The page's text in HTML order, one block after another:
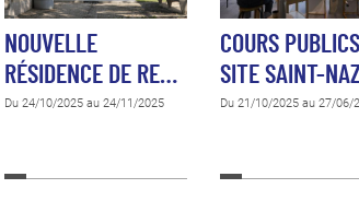
NOUVELLE
RÉSIDENCE DE RE…
Du 24/10/2025 au 24/11/2025
COURS
SITE SAINT-
Du 21/10/2025 au 27/06/